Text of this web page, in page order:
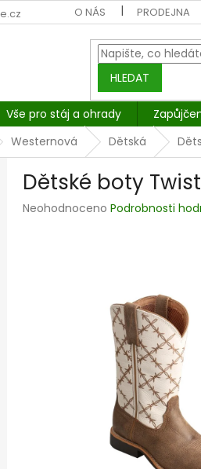
O NÁS PRODEJNA
HLEDAT
Vše pro stáj a ohrady
Westernová Dětská
Dětské boty
Průměrné
Neohodnoceno Podrobnosti